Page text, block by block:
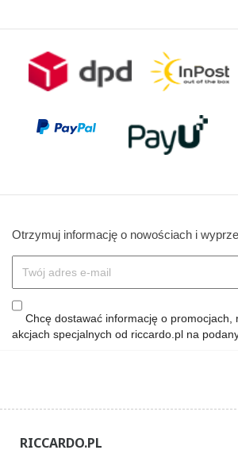
Otrzymuj informację o nowościach i
Chcę dostawać informację o promocjach,
akcjach specjalnych od riccardo.pl na
RICCARDO.PL